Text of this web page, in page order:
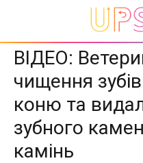
ВІДЕО:
чищення
коню та
зубного
камінь